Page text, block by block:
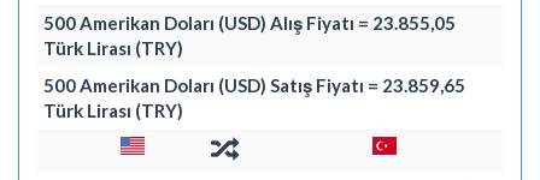
500 Amerikan Doları (USD) Alış Fiyatı = 23.855,05
Türk Lirası (TRY)
500 Amerikan Doları (USD) Satış Fiyatı = 23.859,65
Türk Lirası (TRY)